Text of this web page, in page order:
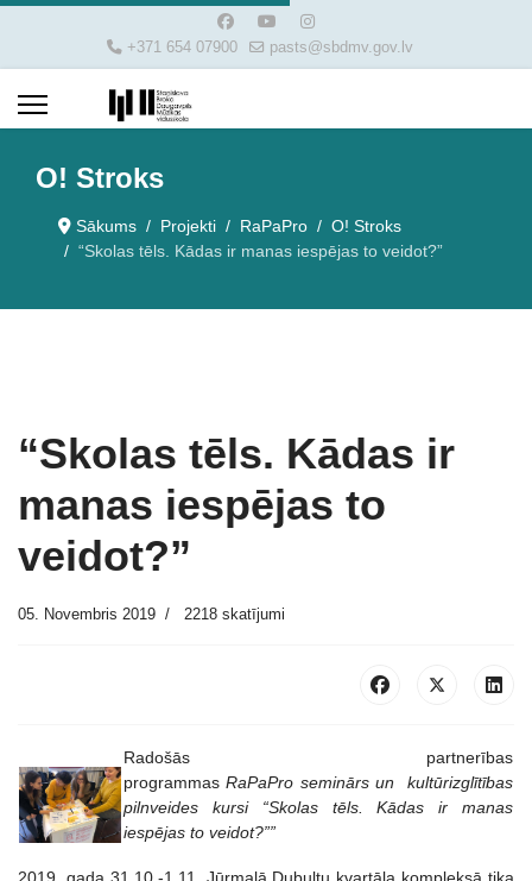
+371 654 07900 pasts@sbdmv.gov.lv
O! Stroks
Sākums Projekti RaPaPro
O! Stroks
“Skolas tēls. Kādas ir manas iespējas to veidot?”
“Skolas tēls. Kādas ir
manas iespējas to
veidot?”
05. Novembris 2019 2218 skatījumi
Radošās partnerības
programmasRaPaPro seminārs un
kultūrizglītības
pilnveides kursi “Skolas tēls. Kādas ir manas
iespējas to veidot?””